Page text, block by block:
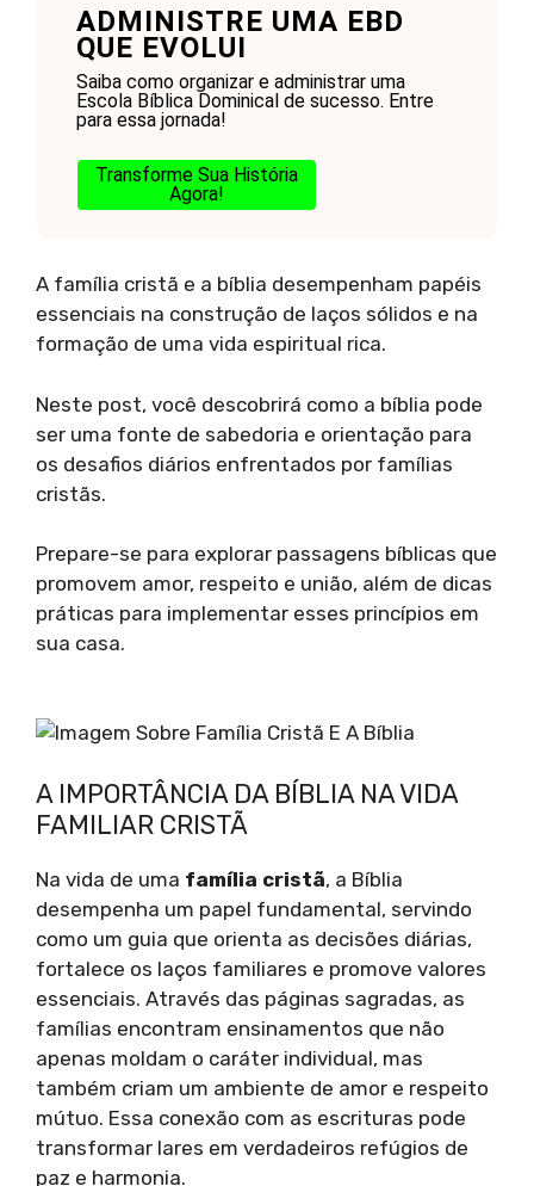
ADMINISTRE UMA EBD
QUE EVOLUI
Saiba como organizar e administrar uma
Escola Bíblica Dominical de sucesso. Entre
para essa jornada!
Transforme Sua História
Agora!
A família cristã e a bíblia desempenham papéis
essenciais na construção de laços sólidos e na
formação de uma vida espiritual rica.
Neste post, você descobrirá como a bíblia pode
ser uma fonte de sabedoria e orientação para
os desafios diários enfrentados por famílias
cristãs.
Prepare-se para explorar passagens bíblicas que
promovem amor, respeito e união, além de dicas
práticas para implementar esses princípios em
sua casa.
A IMPORTÂNCIA DA BÍBLIA NA VIDA
FAMILIAR CRISTÃ
Na vida de uma família cristã, a Bíblia
desempenha um papel fundamental, servindo
como um guia que orienta as decisões diárias,
fortalece os laços familiares e promove valores
essenciais. Através das páginas sagradas, as
famílias encontram ensinamentos que não
apenas moldam o caráter individual, mas
também criam um ambiente de amor e respeito
mútuo. Essa conexão com as escrituras pode
transformar lares em verdadeiros refúgios de
paz e harmonia.